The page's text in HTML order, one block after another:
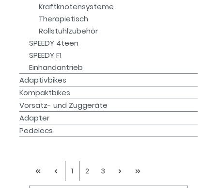
Kraftknotensysteme
Therapietisch
Rollstuhlzubehör
SPEEDY 4teen
SPEEDY F1
Einhandantrieb
Adaptivbikes
Kompaktbikes
Vorsatz- und Zuggeräte
Adapter
Pedelecs
1 2 3